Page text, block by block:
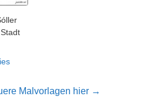
Malvorlagen hier →